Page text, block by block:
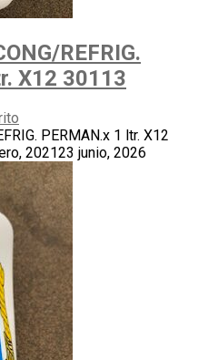
REFRIG.
X12 30113
PERMAN.x 1 ltr. X12
202123 junio, 2026